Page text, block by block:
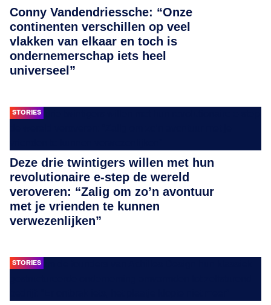
Conny Vandendriessche: “Onze
continenten verschillen op veel
vlakken van elkaar en toch is
ondernemerschap iets heel
universeel”
STORIES
Deze drie twintigers willen met hun
revolutionaire e-step de wereld
veroveren: “Zalig om zo’n avontuur
met je vrienden te kunnen
verwezenlijken”
STORIES